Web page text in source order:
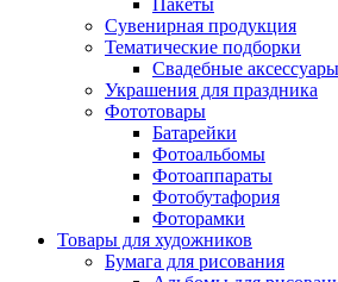
Пакеты
Сувенирная продукция
Тематические подборки
Свадебные аксессуары
Украшения для праздника
Фототовары
Батарейки
Фотоальбомы
Фотоаппараты
Фотобутафория
Фоторамки
Товары для художников
Бумага для рисования